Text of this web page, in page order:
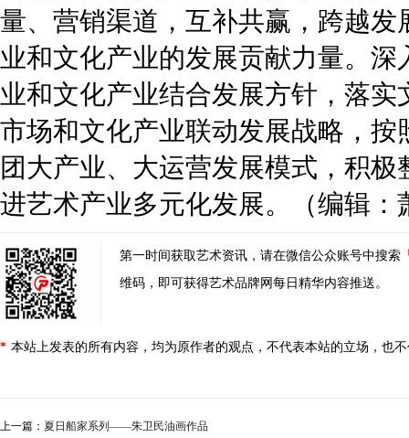
量、营销渠道，互补共赢，跨越发
业和文化产业的发展贡献力量。深
业和文化产业结合发展方针，落实
市场和文化产业联动发展战略，按
团大产业、大运营发展模式，积极
进艺术产业多元化发展。（编辑：
第一时间获取艺术资讯，请在微信公众账号中搜索
维码，即可获得艺术品牌网每日精华内容推送。
* 本站上发表的所有内容，均为原作者的观点，不代表本站的立场，也
上一篇： 夏日船家系列——朱卫民油画作品